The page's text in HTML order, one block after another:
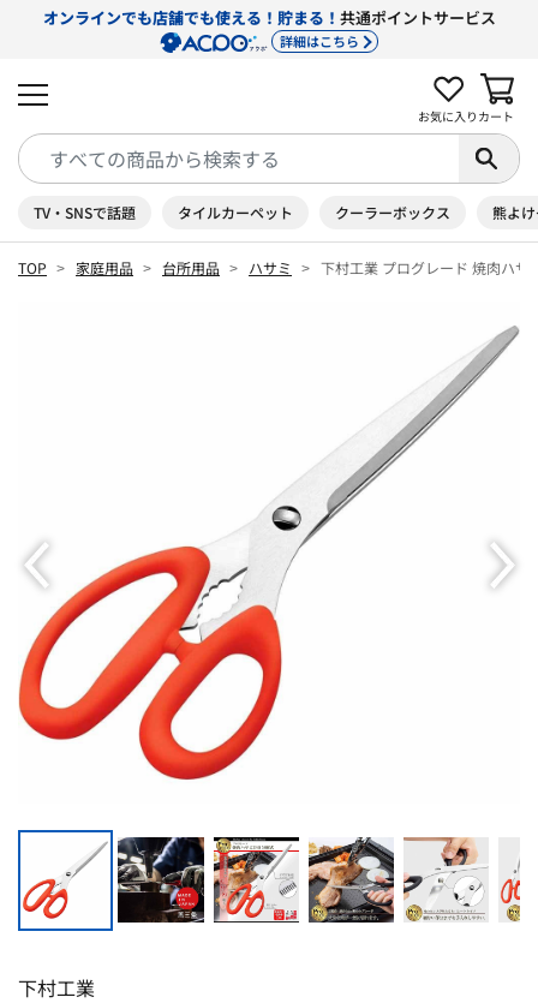
オンラインでも店舗でも使える！貯まる！ 共通ポイントサービス
詳細はこちら
お気に入り カート
TV・SNSで話題 タイルカーペット クーラーボックス 熊よ
TOP 家庭用品 台所用品 ハサミ 下村工業 プログレード 焼肉ハ
下村工業